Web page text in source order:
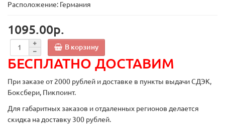
Расположение: Германия
1095.00р.
В корзину
БЕСПЛАТНО ДОСТАВИМ
При заказе от 2000 рублей и доставке в пункты выдачи СДЭК,
Боксбери, Пикпоинт.
Для габаритных заказов и отдаленных регионов делается
скидка на доставку 300 рублей.